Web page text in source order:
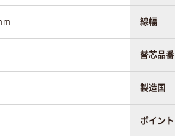
線幅
替芯品番
製造国
ポイント